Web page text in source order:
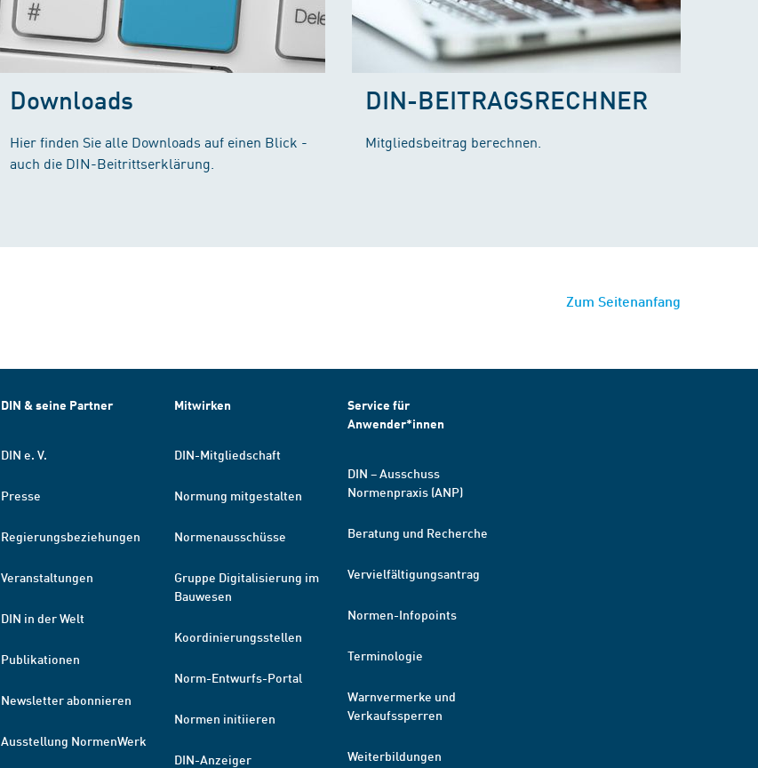
Downloads
Hier finden Sie alle Downloads auf einen Blick -
auch die DIN-Beitrittserklärung.
DIN-BEITRAGSRECHNER
Mitgliedsbeitrag berechnen.
Zum Seitenanfang
DIN & seine Partner
DIN e. V.
Presse
Regierungsbeziehungen
Veranstaltungen
DIN in der Welt
Publikationen
Newsletter abonnieren
Ausstellung NormenWerk
Mitwirken
DIN-Mitgliedschaft
Normung mitgestalten
Normenausschüsse
Gruppe Digitalisierung im
Bauwesen
Koordinierungsstellen
Norm-Entwurfs-Portal
Normen initiieren
DIN-Anzeiger
Service für
Anwender*innen
DIN – Ausschuss
Normenpraxis (ANP)
Beratung und Recherche
Vervielfältigungsantrag
Normen-Infopoints
Terminologie
Warnvermerke und
Verkaufssperren
Weiterbildungen